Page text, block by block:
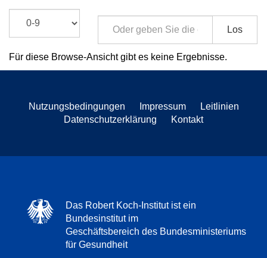
Los
Für diese Browse-Ansicht gibt es keine Ergebnisse.
Nutzungsbedingungen Impressum
Leitlinien
Datenschutzerklärung
Kontakt
Das Robert Koch-Institut ist ein
Bundesinstitut im
Geschäftsbereich des Bundesministeriums
für Gesundheit